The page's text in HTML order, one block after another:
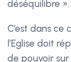
déséquilibre ».
C’est dans
l’Eglise doit
de pouvoir